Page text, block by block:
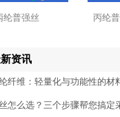
纶普强丝 丙纶
资讯
纤维：轻量化与功能性的材
怎么选？三个步骤帮您搞定